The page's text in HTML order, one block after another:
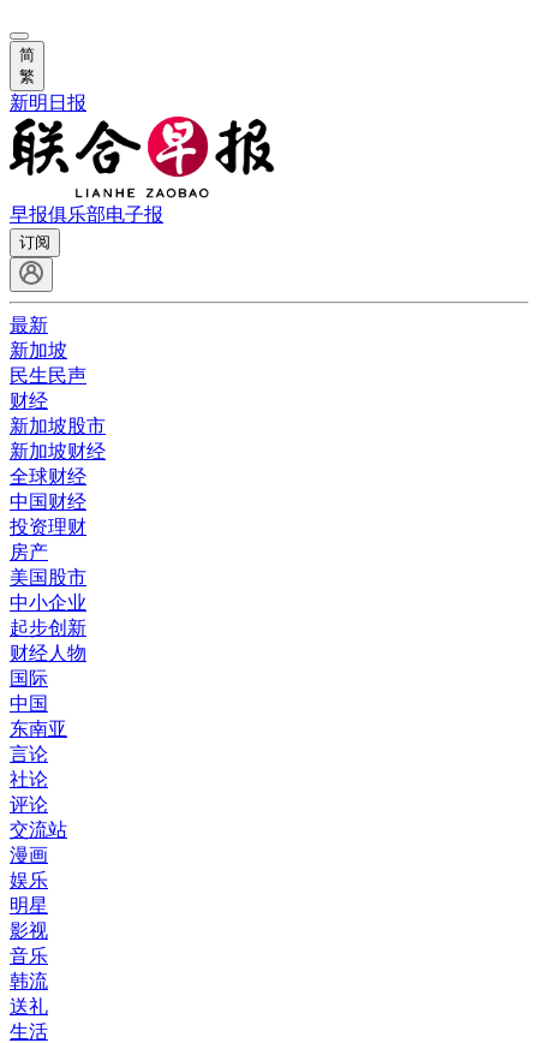
简
繁
新明日报
早报俱乐部电子报
订阅
最新
新加坡
民生民声
财经
新加坡股市
新加坡财经
全球财经
中国财经
投资理财
房产
美国股市
中小企业
起步创新
财经人物
国际
中国
东南亚
言论
社论
评论
交流站
漫画
娱乐
明星
影视
音乐
韩流
送礼
生活